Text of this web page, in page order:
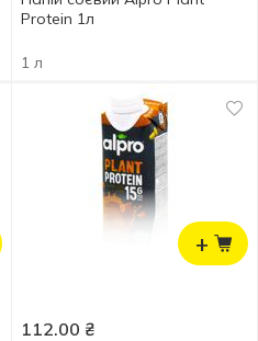
Protein 1л
1 л
+
112.00 ₴